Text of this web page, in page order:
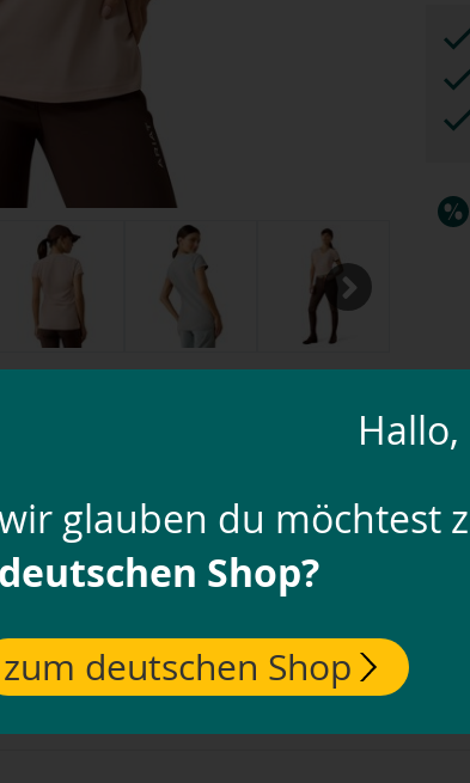
Next
voor dames
en stal
dames van ARIAT is je stijlvolle metgezel voor
draaggevoel - zo ben je altijd ontspannen en
5 % elastaan
Hallo,
glauben du möchtest
deutschen Shop?
zum deutschen Shop